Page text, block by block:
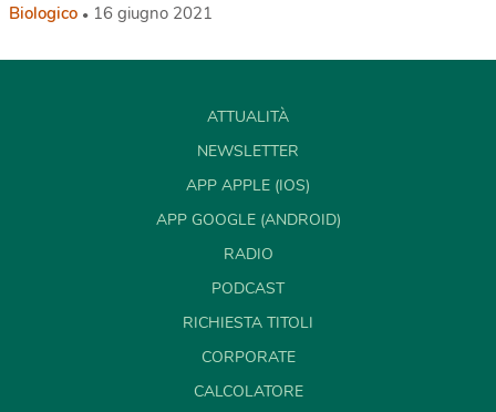
Biologico 16 giugno 2021
ATTUALITÀ
NEWSLETTER
APP APPLE (IOS)
APP GOOGLE (ANDROID)
RADIO
PODCAST
RICHIESTA TITOLI
CORPORATE
CALCOLATORE